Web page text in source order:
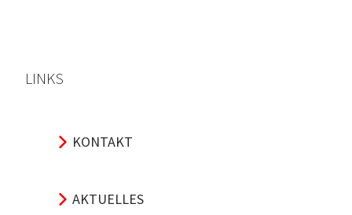
LINKS
KONTAKT
AKTUELLES